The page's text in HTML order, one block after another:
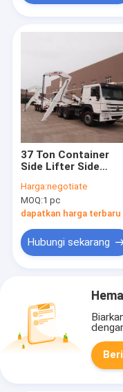
37 Ton Container
Side Lifter Side
Harga:negotiate
MOQ:1 pc
dapatkan harga terbaru
Hubungi sekarang